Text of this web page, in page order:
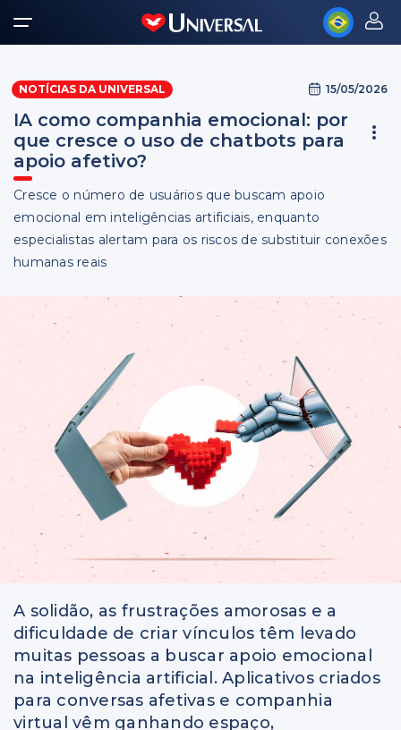
NOTÍCIAS DA UNIVERSAL 15/05/2026
IA como companhia emocional: por
que cresce o uso de chatbots para
apoio afetivo?
Cresce o número de usuários que buscam apoio
emocional em inteligências artificiais, enquanto
especialistas alertam para os riscos de substituir conexões
humanas reais
A solidão, as frustrações amorosas e a
dificuldade de criar vínculos têm levado
muitas pessoas a buscar apoio emocional
na inteligência artificial. Aplicativos criados
para conversas afetivas e companhia
virtual vêm ganhando espaço,